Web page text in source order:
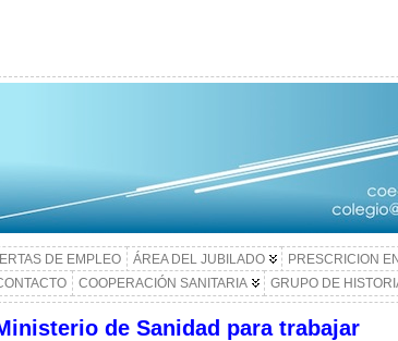
DE EMPLEO ÁREA DEL JUBILADO PRESCRICION
COOPERACIÓN SANITARIA GRUPO DE
de Sanidad para trabajar